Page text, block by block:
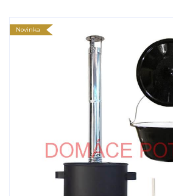
Novinka